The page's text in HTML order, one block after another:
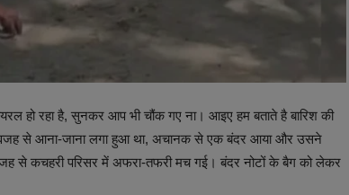
हो रहा है, सुनकर आप भी चौंक गए ना। आइए हम बताते है बारिश की
वजह से आना-जाना लगा हुआ था, अचानक से एक बंदर आया और उसने
से कचहरी परिसर में अफरा-तफरी मच गई। बंदर नोटों के बैग को लेकर